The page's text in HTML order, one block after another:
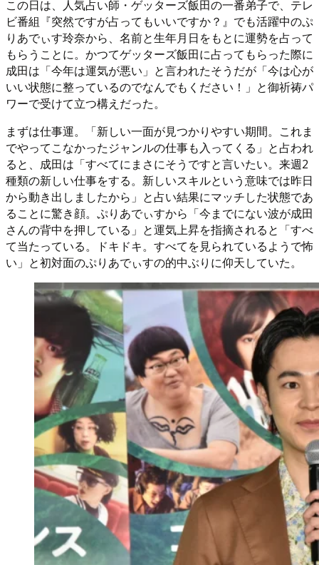
この日は、人気占い師・ゲッターズ飯田の一番弟子で、テレ
ビ番組『突然ですが占ってもいいですか？』でも活躍中のぷ
りあでぃす玲奈から、名前と生年月日をもとに運勢を占って
もらうことに。かつてゲッターズ飯田に占ってもらった際に
成田は「今年は運気が悪い」と言われたそうだが「今は心が
いい状態に整っているのでなんでもください！」と御祈祷パ
ワーで受けて立つ構えだった。
まずは仕事運。「新しい一面が見つかりやすい期間。これま
でやってこなかったジャンルの仕事も入ってくる」と占われ
ると、成田は「すべてにまさにそうですと言いたい。来週2
種類の新しい仕事をする。新しいスキルという意味では昨日
から動き出しましたから」と占い結果にマッチした状態であ
ることに驚き顔。ぷりあでぃすから「今までにない波が成田
さんの背中を押している」と運気上昇を指摘されると「すべ
て当たっている。ドキドキ。すべてを見られているようで怖
い」と初対面のぷりあでぃすの的中ぶりに仰天していた。